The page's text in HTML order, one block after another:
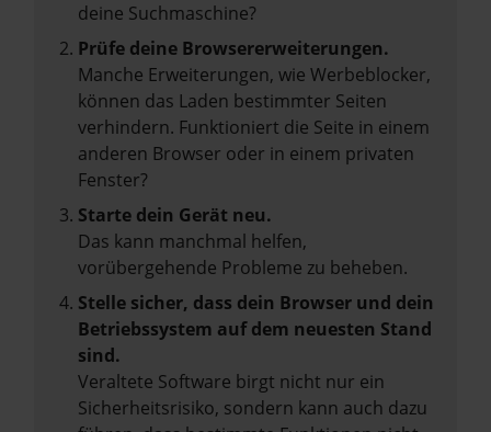
deine Suchmaschine?
Prüfe deine Browsererweiterungen.
Manche Erweiterungen, wie Werbeblocker,
können das Laden bestimmter Seiten
verhindern. Funktioniert die Seite in einem
anderen Browser oder in einem privaten
Fenster?
Starte dein Gerät neu.
Das kann manchmal helfen,
vorübergehende Probleme zu beheben.
Stelle sicher, dass dein Browser und dein
Betriebssystem auf dem neuesten Stand
sind.
Veraltete Software birgt nicht nur ein
Sicherheitsrisiko, sondern kann auch dazu